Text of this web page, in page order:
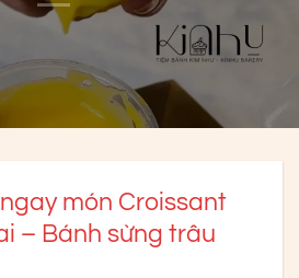
món Croissant
– Bánh sừng trâu